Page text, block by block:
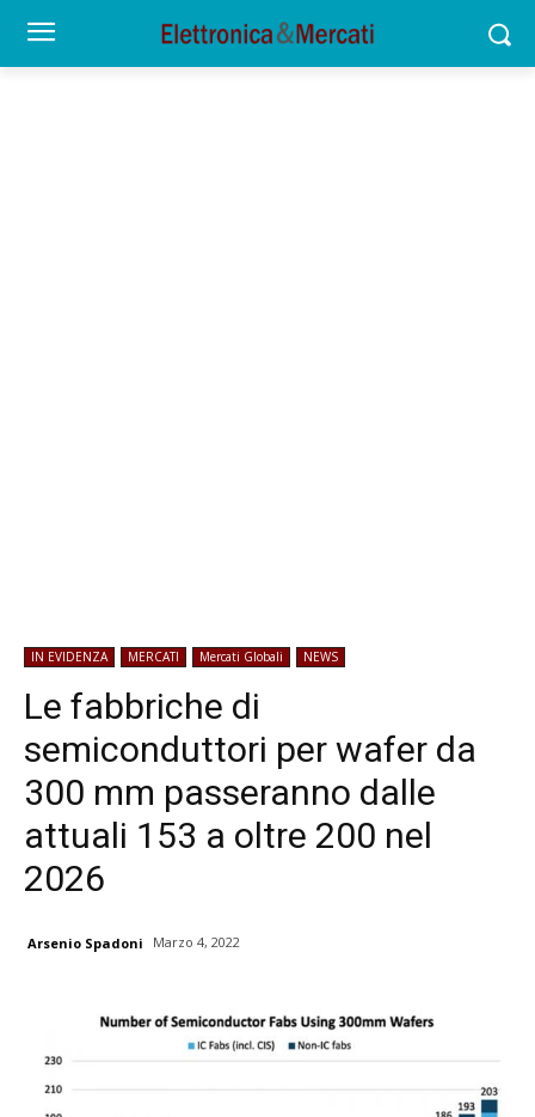
IN EVIDENZA MERCATI Mercati Globali NEWS
Le fabbriche di
semiconduttori per wafer da
300 mm passeranno dalle
attuali 153 a oltre 200 nel
2026
Arsenio Spadoni Marzo 4, 2022